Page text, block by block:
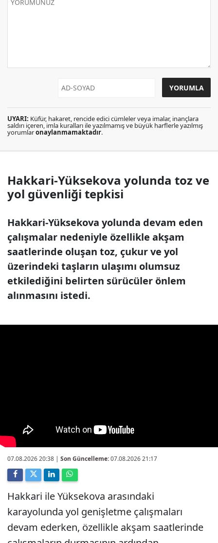
UYARI: Küfür, hakaret, rencide edici cümleler veya imalar, inançlara
saldırı içeren, imla kuralları ile yazılmamış ve büyük harflerle yazılmış
yorumlaronaylanmamaktadır.
Hakkari-Yüksekova yolunda toz ve
yol güvenliği tepkisi
Hakkari-Yüksekova yolunda devam eden
çalışmalar nedeniyle özellikle akşam
saatlerinde oluşan toz, çukur ve yol
üzerindeki taşların ulaşımı olumsuz
etkilediğini belirten sürücüler önlem
alınmasını istedi.
07.08.2026 20:38 | Son Güncelleme:07.08.2026 21:17
Hakkari ile Yüksekova arasındaki
karayolunda yol genişletme çalışmaları
devam ederken, özellikle akşam saatlerinde